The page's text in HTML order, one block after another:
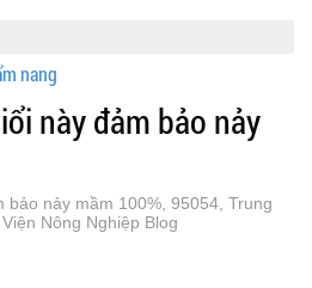
nang
này đảm bảo nảy
nảy mầm 100%, 95054, Trung
Nông Nghiệp Blog